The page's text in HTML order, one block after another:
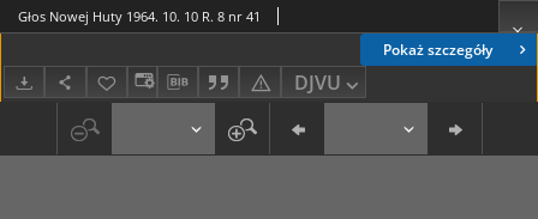
Pokaż szczegóły
DJVU
Głos Nowej Huty 1964. 10. 10 R. 8 nr 41